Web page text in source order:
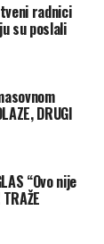
radnici
su poslali
DRUGI
“Ovo nije